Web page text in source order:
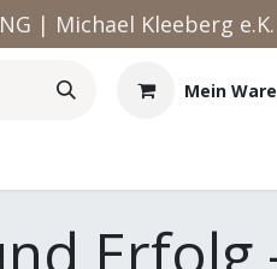
| Michael Kleeberg e.K.
Mein
Erfolg